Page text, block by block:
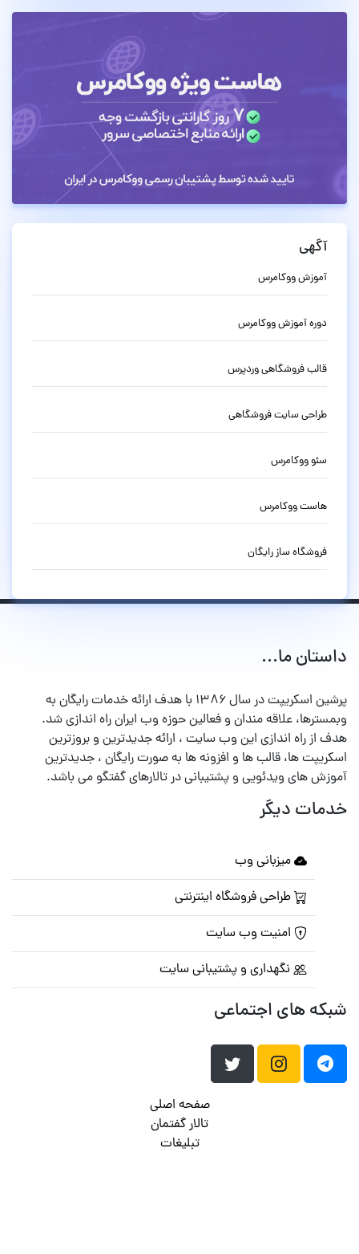
آگهی
آموزش ووکامرس
دوره آموزش ووکامرس
قالب فروشگاهی وردپرس
طراحی سایت فروشگاهی
سئو ووکامرس
هاست ووکامرس
فروشگاه ساز رایگان
داستان ما...
پرشین اسکریپت در سال ۱۳۸۶ با هدف ارائه خدمات رایگان به
وبمسترها، علاقه مندان و فعالین حوزه وب ایران راه اندازی شد.
هدف از راه اندازی این وب سایت ، ارائه جدیدترین و بروزترین
اسکریپت ها، قالب ها و افزونه ها به صورت رایگان ، جدیدترین
آموزش های ویدئویی و پشتیبانی در تالارهای گفتگو می باشد.
خدمات دیگر
میزبانی وب
طراحی فروشگاه اینترنتی
امنیت وب سایت
نگهداری و پشتیبانی سایت
شبکه های اجتماعی
صفحه اصلی
تالار گفتمان
تبلیغات